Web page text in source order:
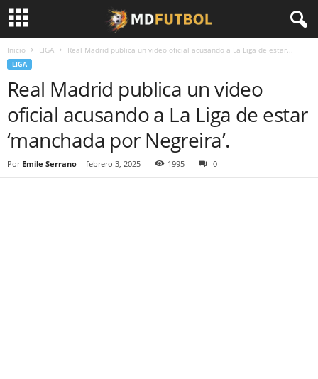
Inicio LIGA Real Madrid publica un video oficial acusando a La Liga de estar...
LIGA
Real Madrid publica un video
oficial acusando a La Liga de estar
‘manchada por Negreira’.
Por Emile Serrano - febrero 3, 2025 1995 0